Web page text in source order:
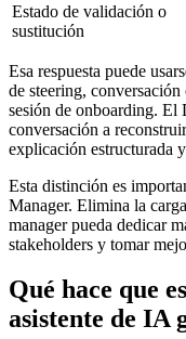
Estado de validación o
sustitución
Esa respuesta puede
de steering,
sesión de onboarding. El
conversación a
explicación estructurada
Esta distinción es
Manager. Elimina la
manager pueda dedicar
stakeholders y tomar
Qué hace que
asistente de IA